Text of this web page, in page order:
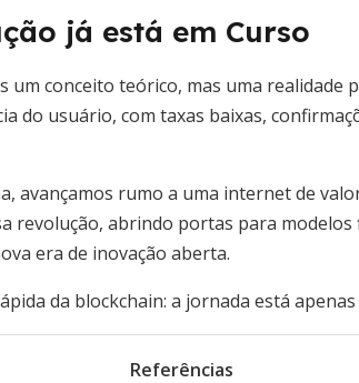
já está em Curso
um conceito teórico, mas uma realidade
do usuário, com taxas baixas,
avançamos rumo a uma internet de
revolução, abrindo portas para
era de inovação aberta.
da blockchain: a jornada está apenas
Referências